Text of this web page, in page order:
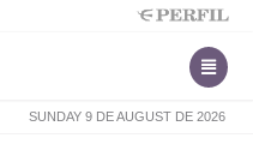
SUNDAY 9 DE AUGUST DE 2026